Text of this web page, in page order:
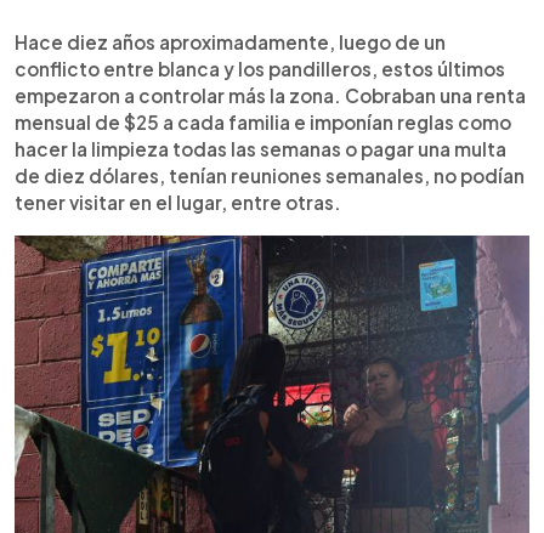
Hace diez años aproximadamente, luego de un
conflicto entre blanca y los pandilleros, estos últimos
empezaron a controlar más la zona. Cobraban una renta
mensual de $25 a cada familia e imponían reglas como
hacer la limpieza todas las semanas o pagar una multa
de diez dólares, tenían reuniones semanales, no podían
tener visitar en el lugar, entre otras.